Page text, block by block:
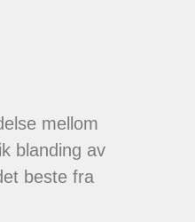
mellom
blanding av
beste fra